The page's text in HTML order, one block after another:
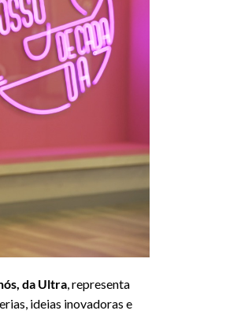
da Ultra, representa
ideias inovadoras e